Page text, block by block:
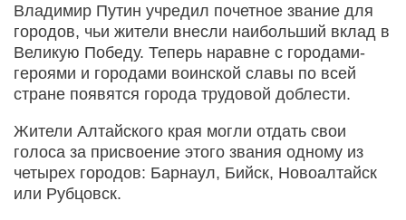
Владимир Путин учредил почетное звание для
городов, чьи жители внесли наибольший вклад в
Великую Победу. Теперь наравне с городами-
героями и городами воинской славы по всей
стране появятся города трудовой доблести.
Жители Алтайского края могли отдать свои
голоса за присвоение этого звания одному из
четырех городов: Барнаул, Бийск, Новоалтайск
или Рубцовск.